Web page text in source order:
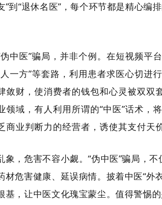
”到“退休名医”，每个环节都是精心编
中医”骗局，并非个例。在短视频平
一方”等套路，利用患者求医心切进
敛财，使消费者的钱包和心灵被双双
领域，有人利用所谓的“中医”话术，
商业判断力的经营者，诱使其支付天
象，危害不容小觑。“伪中医”骗局，
材危害健康、延误病情。披着中医“外
基，让中医文化瑰宝蒙尘。值得警惕